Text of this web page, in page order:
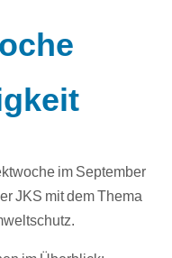
im September
JKS mit dem Thema